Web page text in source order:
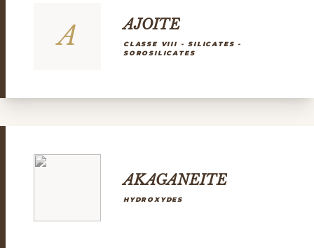
A AJOITE
CLASSE VIII - SILICATES -
SOROSILICATES
AKAGANEITE
HYDROXYDES